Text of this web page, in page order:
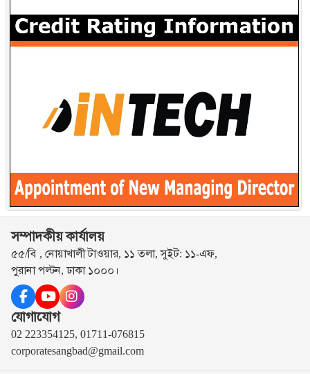
সম্পাদকীয় কার্যালয়
৫৫/বি , নোয়াখালী টাওয়ার, ১১ তলা, সুইট: ১১-এফ,
পুরানা পল্টন, ঢাকা ১০০০।
যোগাযোগ
02 223354125, 01711-076815
corporatesangbad@gmail.com